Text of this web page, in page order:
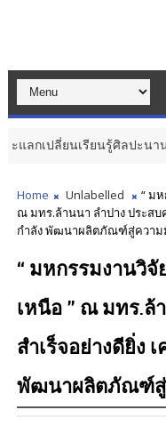
านาชาติ : Art Exchange
Home Unlabelled
“ ม
ณ มทร.ล้านนา ลำปาง ประสบ
กำลัง พัฒนาผลิตภัณฑ์สู่ความ
“ มหกรรมงานวิ
เหนือ ” ณ มทร.ล้
สำเร็จอย่างดียิ่ง
พัฒนาผลิตภัณฑ์สู่